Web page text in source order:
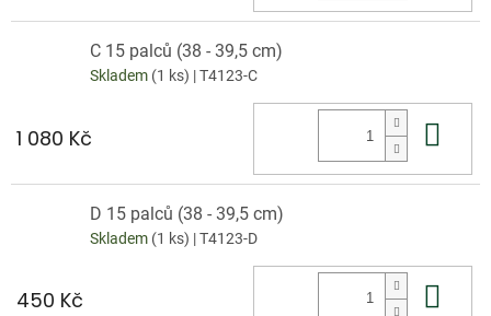
C 15 palců (38 - 39,5 cm)
Skladem (1 ks) | T4123-C
1 080 Kč
D 15 palců (38 - 39,5 cm)
Skladem (1 ks) | T4123-D
450 Kč